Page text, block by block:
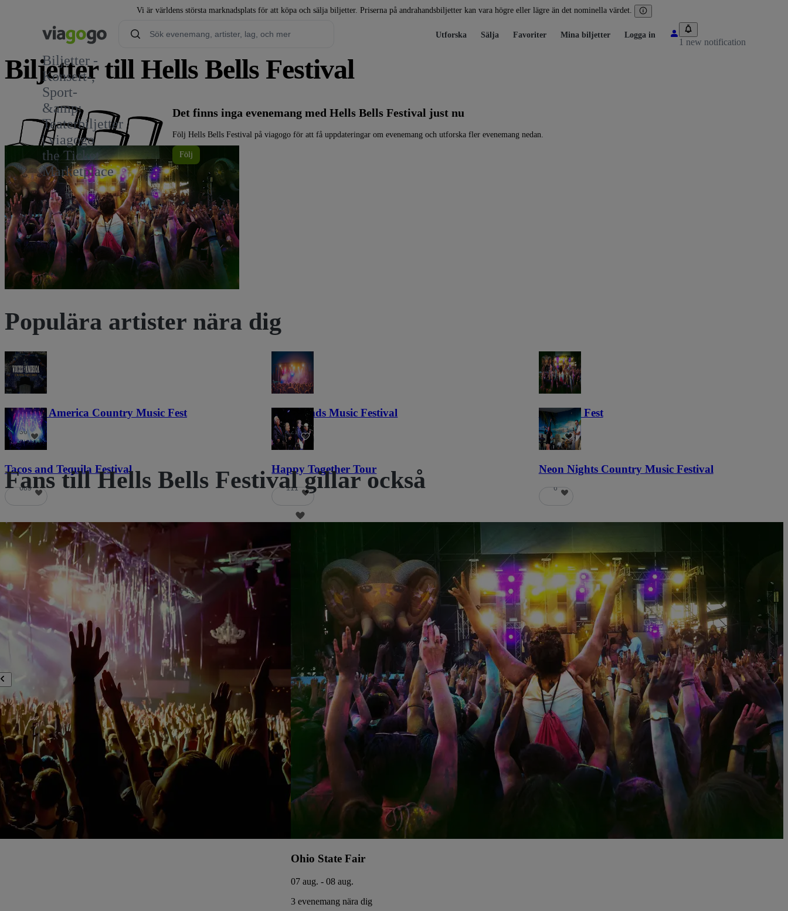
Vi är världens största marknadsplats för att köpa och sälja biljetter. Priserna på andrahandsbiljetter kan vara högre eller lägre än det nominella värdet.
Biljetter -
Konsert-,
Sport-
&amp;
Teaterbiljetter
| viagogo
the Ticket
Marketplace
Utforska Sälja Favoriter Mina biljetter Logga in
1 new notification
Biljetter till Hells Bells Festival
Det finns inga evenemang med Hells Bells Festival just nu
Följ Hells Bells Festival på viagogo för att få uppdateringar om evenemang och utforska fler evenemang nedan.
Följ
Populära artister nära dig
Voices of America Country Music Fest
36
Lost Lands Music Festival
121
Haunted Fest
58
Tacos and Tequila Festival
689
Happy Together Tour
111
Neon Nights Country Music Festival
6
Fans till Hells Bells Festival gillar också
Ohio State Fair
07 aug. - 08 aug.
3 evenemang nära dig